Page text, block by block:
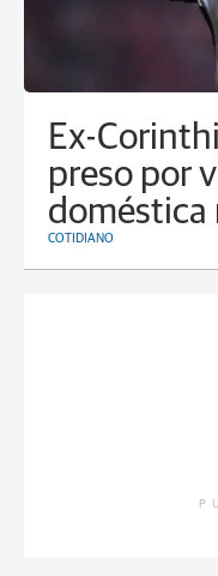
Ex-
preso por
doméstica
COTIDIANO